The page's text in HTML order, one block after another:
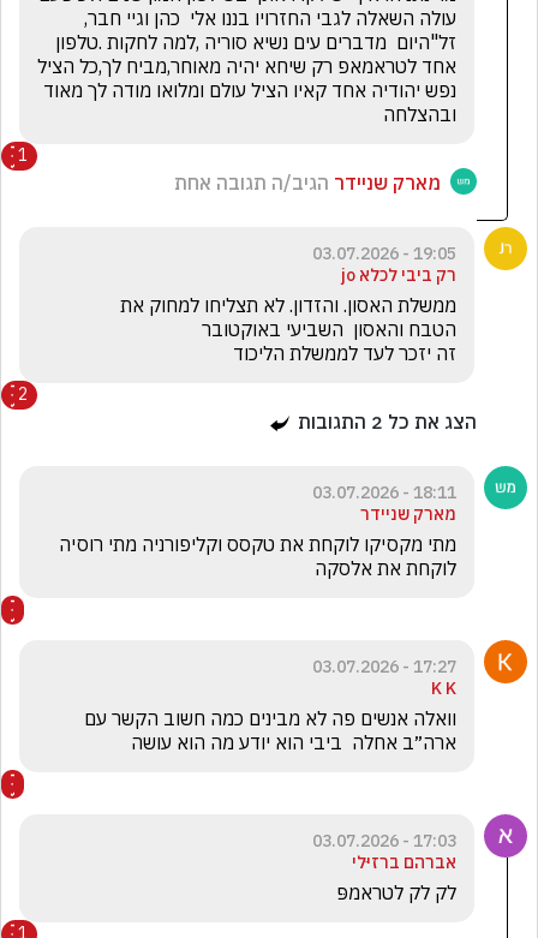
ובהצלחה
1
מארק שניידר הגיב/ה תגובה אחת
19:05 - 03.07.2026
רק ביבי לכלא jo
זה יזכר לעד לממשלת הליכוד
2
הצג את כל 2 התגובות
18:11 - 03.07.2026
מארק שניידר
לוקחת את אלסקה
17:27 - 03.07.2026
K K
ארה״ב אחלה  ביבי הוא יודע מה הוא עושה
17:03 - 03.07.2026
אברהם ברזיּלי
לק לק לטראמפּ
1